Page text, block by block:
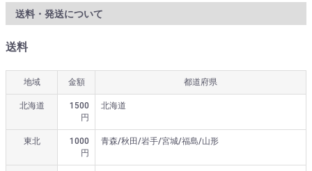
送料・発送について
送料
地域 金額 都道府県
北海道
1500
円
北海道
東北
1000
円
青森/秋田/岩手/宮城/福島/山形